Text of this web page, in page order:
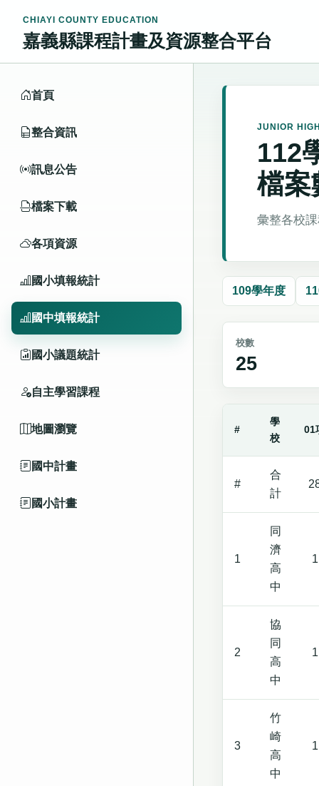
CHIAYI COUNTY EDUCATION
嘉義縣課程計畫及資源整合平台
首頁
整合資訊
訊息公告
檔案下載
各項資源
國小填報統計
國中填報統計
國小議題統計
自主學習課程
地圖瀏覽
國中計畫
國小計畫
JUNIOR
112
檔案
彙整各校
109學年度
校數
25
#
學
校
01
#
合
計
1
同
濟
高
中
1
2
協
同
高
中
1
3
竹
崎
高
中
1